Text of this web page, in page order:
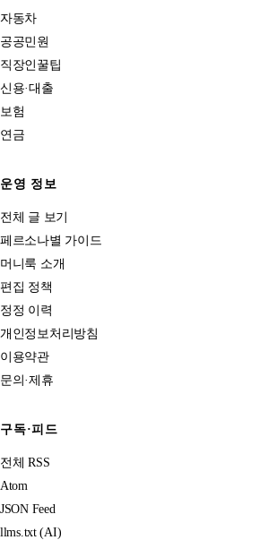
자동차
공공민원
직장인꿀팁
신용·대출
보험
연금
운영 정보
전체 글 보기
페르소나별 가이드
머니룩 소개
편집 정책
정정 이력
개인정보처리방침
이용약관
문의·제휴
구독·피드
전체 RSS
Atom
JSON Feed
llms.txt (AI)